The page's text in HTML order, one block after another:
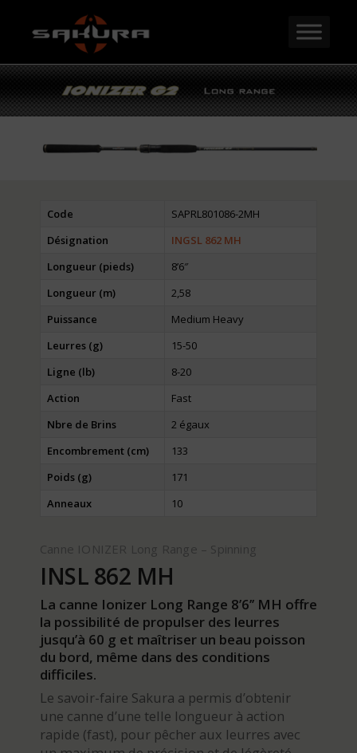
Code
SAPRL801086-2MH
Désignation
INGSL 862 MH
Longueur (pieds)
8’6″
Longueur (m)
2,58
Puissance
Medium Heavy
Leurres (g)
15-50
Ligne (lb)
8-20
Action
Fast
Nbre de Brins
2 égaux
Encombrement (cm)
133
Poids (g)
171
Anneaux
10
Canne IONIZER Long Range – Spinning
INSL 862 MH
La canne Ionizer Long Range 8’6’’ MH offre
la possibilité de propulser des leurres
jusqu’à 60 g et maîtriser un beau poisson
du bord, même dans des conditions
difficiles.
Le savoir-faire Sakura a permis d’obtenir
une canne d’une telle longueur à action
rapide (fast), pour pêcher aux leurres avec